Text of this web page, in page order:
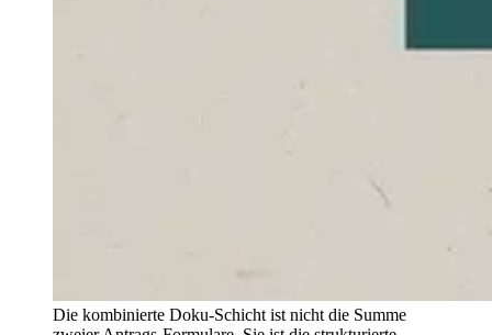
Die kombinierte Doku-Schicht ist nicht die Summe